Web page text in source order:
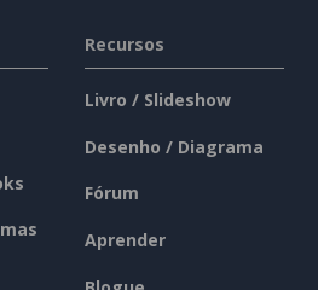
Recursos
Livro / Slideshow
Desenho / Diagrama
Fórum
Aprender